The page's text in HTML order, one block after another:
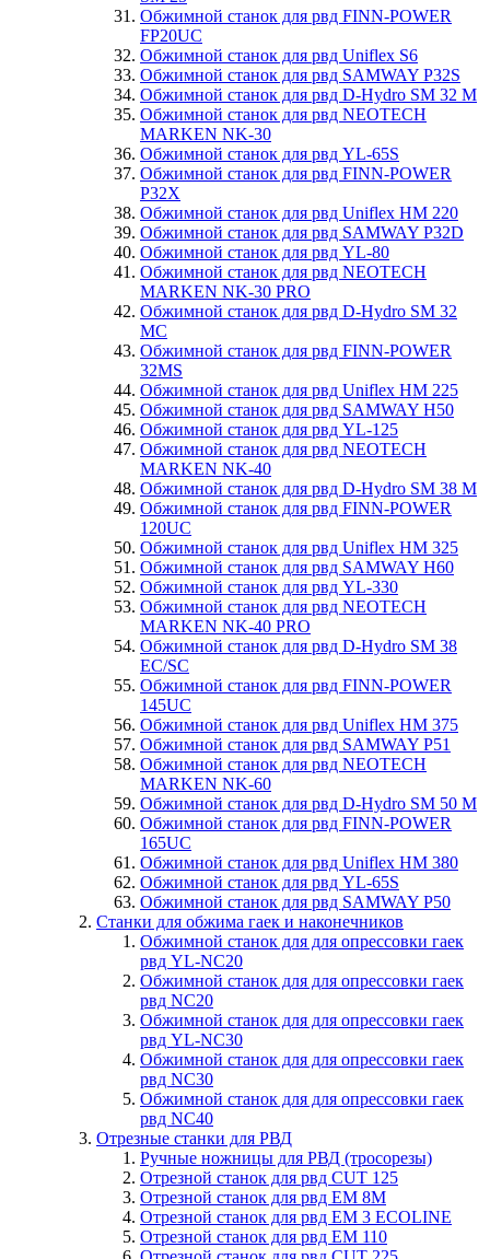
Обжимной станок для рвд FINN-POWER
FP20UC
Обжимной станок для рвд Uniflex S6
Обжимной станок для рвд SAMWAY P32S
Обжимной станок для рвд D-Hydro SM 32 M
Обжимной станок для рвд NEOTECH
MARKEN NK-30
Обжимной станок для рвд YL-65S
Обжимной станок для рвд FINN-POWER
P32X
Обжимной станок для рвд Uniflex HM 220
Обжимной станок для рвд SAMWAY P32D
Обжимной станок для рвд YL-80
Обжимной станок для рвд NEOTECH
MARKEN NK-30 PRO
Обжимной станок для рвд D-Hydro SM 32
MC
Обжимной станок для рвд FINN-POWER
32MS
Обжимной станок для рвд Uniflex HM 225
Обжимной станок для рвд SAMWAY H50
Обжимной станок для рвд YL-125
Обжимной станок для рвд NEOTECH
MARKEN NK-40
Обжимной станок для рвд D-Hydro SM 38 M
Обжимной станок для рвд FINN-POWER
120UC
Обжимной станок для рвд Uniflex HM 325
Обжимной станок для рвд SAMWAY H60
Обжимной станок для рвд YL-330
Обжимной станок для рвд NEOTECH
MARKEN NK-40 PRO
Обжимной станок для рвд D-Hydro SM 38
EC/SC
Обжимной станок для рвд FINN-POWER
145UC
Обжимной станок для рвд Uniflex HM 375
Обжимной станок для рвд SAMWAY P51
Обжимной станок для рвд NEOTECH
MARKEN NK-60
Обжимной станок для рвд D-Hydro SM 50 M
Обжимной станок для рвд FINN-POWER
165UC
Обжимной станок для рвд Uniflex HM 380
Обжимной станок для рвд YL-65S
Обжимной станок для рвд SAMWAY P50
Станки для обжима гаек и наконечников
Обжимной станок для для опрессовки гаек
рвд YL-NC20
Обжимной станок для для опрессовки гаек
рвд NC20
Обжимной станок для для опрессовки гаек
рвд YL-NC30
Обжимной станок для для опрессовки гаек
рвд NC30
Обжимной станок для для опрессовки гаек
рвд NC40
Отрезные станки для РВД
Ручные ножницы для РВД (тросорезы)
Отрезной станок для рвд CUT 125
Отрезной станок для рвд EM 8M
Отрезной станок для рвд EM 3 ECOLINE
Отрезной станок для рвд EM 110